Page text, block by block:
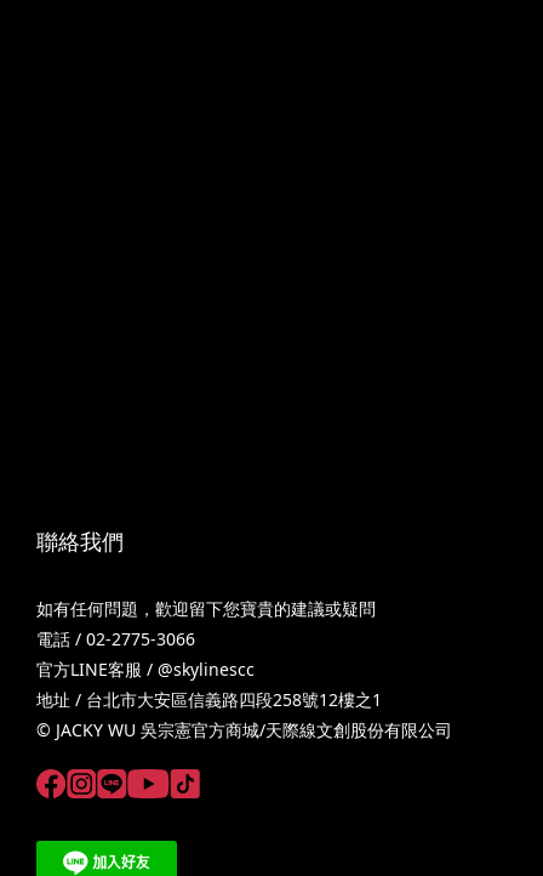
聯絡我們
如有任何問題，歡迎留下您寶貴的建議或疑問
電話 / 02-2775-3066
官方LINE客服 / @skylinescc
地址 / 台北市大安區信義路四段258號12樓之1
© JACKY WU 吳宗憲官方商城/天際線文創股份有限公司